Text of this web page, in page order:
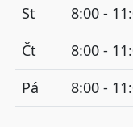
St
8:00 -
Čt
8:00 -
Pá
8:00 -